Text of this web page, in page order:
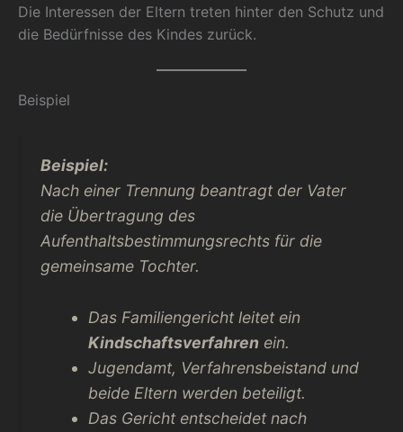
Die Interessen der Eltern treten hinter den Schutz und
die Bedürfnisse des Kindes zurück.
Beispiel
Beispiel:
Nach einer Trennung beantragt der Vater
die Übertragung des
Aufenthaltsbestimmungsrechts für die
gemeinsame Tochter.
Das Familiengericht leitet ein
Kindschaftsverfahren ein.
Jugendamt, Verfahrensbeistand und
beide Eltern werden beteiligt.
Das Gericht entscheidet nach